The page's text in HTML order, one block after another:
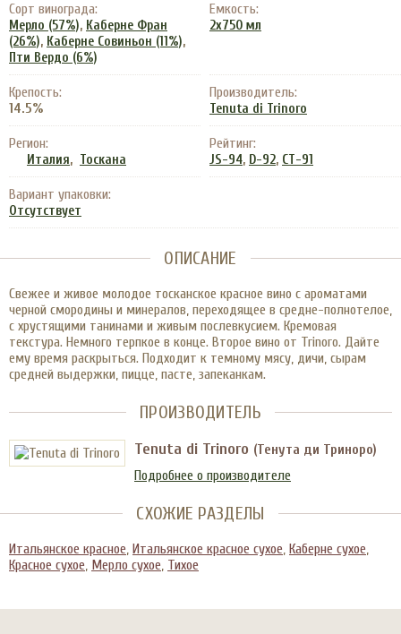
Сорт винограда:
Мерло (57%), Каберне Фран
(26%), Каберне Совиньон (11%),
Пти Вердо (6%)
Емкость:
2х750 мл
Крепость:
14.5%
Производитель:
Tenuta di Trinoro
Регион:
Италия, Тоскана
Рейтинг:
JS-94, D-92, CT-91
Вариант упаковки:
Отсутствует
ОПИСАНИЕ
Свежее и живое молодое тосканское красное вино с ароматами
черной смородины и минералов, переходящее в средне-полнотелое,
с хрустящими танинами и живым послевкусием. Кремовая
текстура. Немного терпкое в конце. Второе вино от Trinoro. Дайте
ему время раскрыться. Подходит к темному мясу, дичи, сырам
средней выдержки, пицце, пасте, запеканкам.
ПРОИЗВОДИТЕЛЬ
Tenuta di Trinoro (Тенута ди Триноро)
Подробнее о производителе
СХОЖИЕ РАЗДЕЛЫ
Итальянское красное, Итальянское красное сухое, Каберне сухое,
Красное сухое, Мерло сухое, Тихое